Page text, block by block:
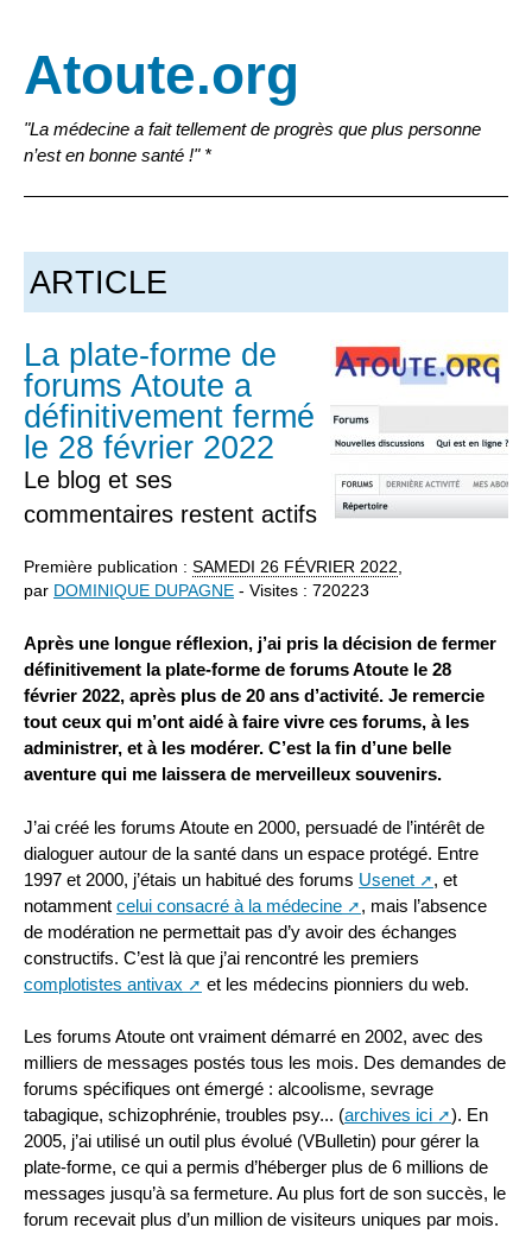
Atoute.org
"La médecine a fait tellement de progrès que plus personne
n’est en bonne santé !" *
ARTICLE
La plate-forme de
forums Atoute a
définitivement fermé
le 28 février 2022
Le blog et ses
commentaires restent actifs
Première publication : SAMEDI 26 FÉVRIER 2022,
par DOMINIQUE DUPAGNE - Visites : 720223
Après une longue réflexion, j’ai pris la décision de fermer
définitivement la plate-forme de forums Atoute le 28
février 2022, après plus de 20 ans d’activité. Je remercie
tout ceux qui m’ont aidé à faire vivre ces forums, à les
administrer, et à les modérer. C’est la fin d’une belle
aventure qui me laissera de merveilleux souvenirs.
J’ai créé les forums Atoute en 2000, persuadé de l’intérêt de
dialoguer autour de la santé dans un espace protégé. Entre
1997 et 2000, j’étais un habitué des forums Usenet
, et
notamment celui consacré à la médecine
, mais l’absence
de modération ne permettait pas d’y avoir des échanges
constructifs. C’est là que j’ai rencontré les premiers
complotistes antivax
et les médecins pionniers du web.
Les forums Atoute ont vraiment démarré en 2002, avec des
milliers de messages postés tous les mois. Des demandes de
forums spécifiques ont émergé : alcoolisme, sevrage
tabagique, schizophrénie, troubles psy... (archives ici
). En
2005, j’ai utilisé un outil plus évolué (VBulletin) pour gérer la
plate-forme, ce qui a permis d’héberger plus de 6 millions de
messages jusqu’à sa fermeture. Au plus fort de son succès, le
forum recevait plus d’un million de visiteurs uniques par mois.